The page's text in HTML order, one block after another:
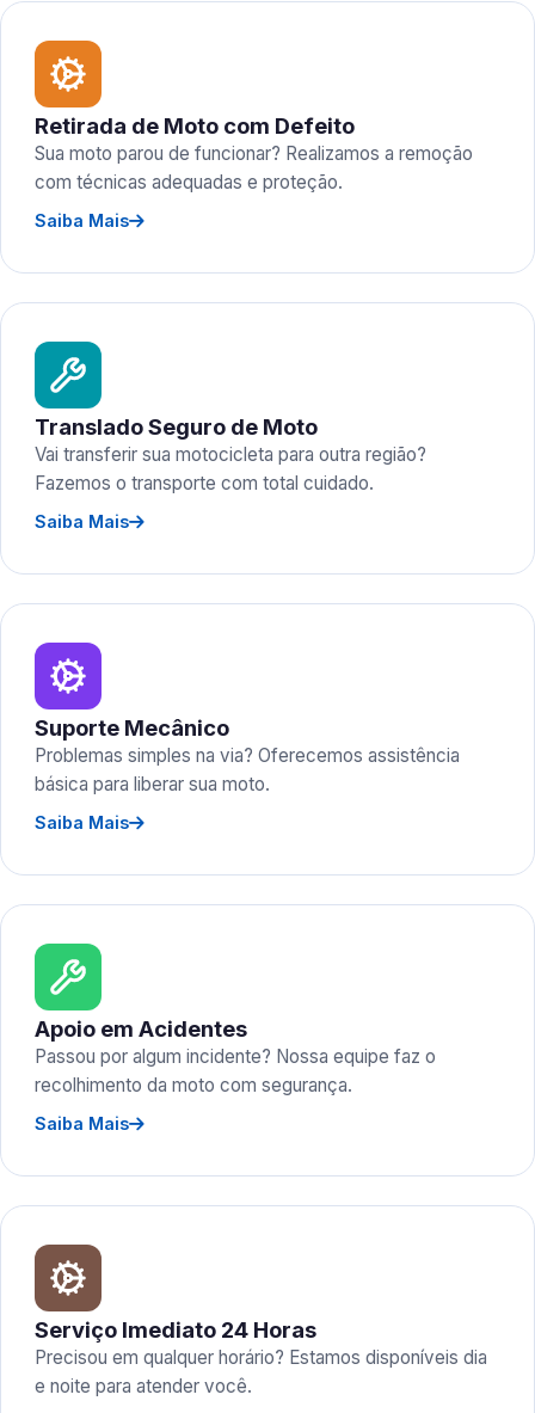
Retirada de Moto com Defeito
Sua moto parou de funcionar? Realizamos a remoção
com técnicas adequadas e proteção.
Saiba Mais
Translado Seguro de Moto
Vai transferir sua motocicleta para outra região?
Fazemos o transporte com total cuidado.
Saiba Mais
Suporte Mecânico
Problemas simples na via? Oferecemos assistência
básica para liberar sua moto.
Saiba Mais
Apoio em Acidentes
Passou por algum incidente? Nossa equipe faz o
recolhimento da moto com segurança.
Saiba Mais
Serviço Imediato 24 Horas
Precisou em qualquer horário? Estamos disponíveis dia
e noite para atender você.